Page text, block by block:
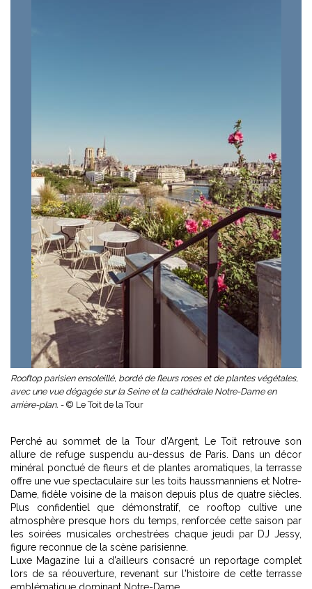
Rooftop parisien ensoleillé, bordé de fleurs roses et de plantes végétales,
avec une vue dégagée sur la Seine et la cathédrale Notre-Dame en
arrière-plan. - © Le Toit de la Tour
Perché au sommet de la Tour d’Argent, Le Toit retrouve son
allure de refuge suspendu au-dessus de Paris. Dans un décor
minéral ponctué de fleurs et de plantes aromatiques, la terrasse
offre une vue spectaculaire sur les toits haussmanniens et Notre-
Dame, fidèle voisine de la maison depuis plus de quatre siècles.
Plus confidentiel que démonstratif, ce rooftop cultive une
atmosphère presque hors du temps, renforcée cette saison par
les soirées musicales orchestrées chaque jeudi par DJ Jessy,
figure reconnue de la scène parisienne.
Luxe Magazine lui a d'ailleurs consacré un reportage complet
lors de sa réouverture, revenant sur l'histoire de cette terrasse